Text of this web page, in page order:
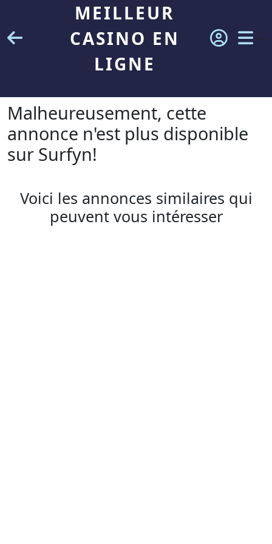
MEILLEUR
CASINO EN
LIGNE
Malheureusement, cette
annonce n'est plus disponible
sur Surfyn!
Voici les annonces similaires qui
peuvent vous intéresser